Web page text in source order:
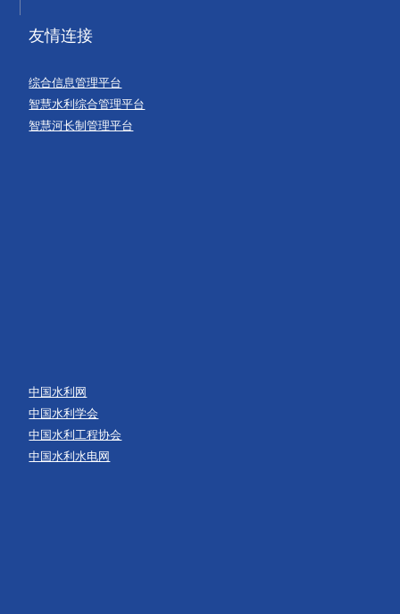
友情连接
综合信息管理平台
智慧水利综合管理平台
智慧河长制管理平台
中国水利网
中国水利学会
中国水利工程协会
中国水利水电网